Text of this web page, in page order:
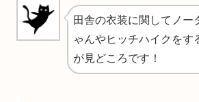
田舎の衣装に関してノー
ゃんやヒッチハイクをす
が見どころです！